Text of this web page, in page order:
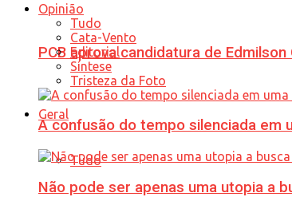
PCB aprova candidatura de
Geral
Tudo
Opinião
Tudo
Cata-Vento
Editorial
Síntese
Tristeza da Foto
A confusão do tempo silenciada em
Não pode ser apenas uma utopia a